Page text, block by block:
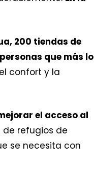
200 tiendas de
que más lo
el confort y la
el acceso al
refugios de
se necesita con